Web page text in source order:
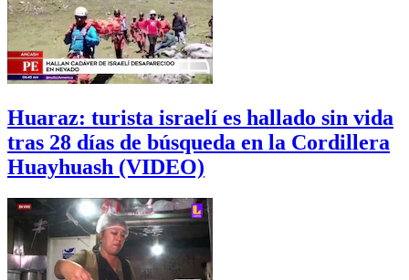
Huaraz: turista israelí es hallado sin vida
tras 28 días de búsqueda en la Cordillera
Huayhuash (VIDEO)